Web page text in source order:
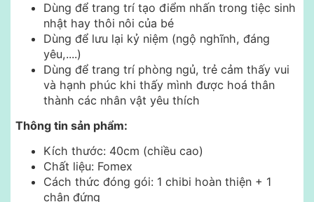
Dùng để trang trí tạo điểm nhấn trong tiệc sinh
nhật hay thôi nôi của bé
Dùng để lưu lại kỷ niệm (ngộ nghĩnh, đáng
yêu,....)
Dùng để trang trí phòng ngủ, trẻ cảm thấy vui
và hạnh phúc khi thấy mình được hoá thân
thành các nhân vật yêu thích
Thông tin sản phẩm:
Kích thước: 40cm (chiều cao)
Chất liệu: Fomex
Cách thức đóng gói: 1 chibi hoàn thiện + 1
chân đứng